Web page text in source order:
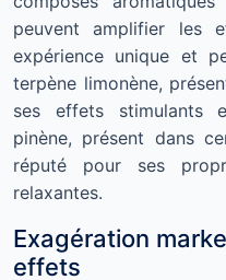
peuvent amplifier les
expérience unique et
terpène limonène,
ses effets stimulants
pinène, présent dans
réputé pour ses
relaxantes.
Exagération
effets